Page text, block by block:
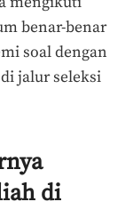
benar-benar
soal dengan
jalur seleksi
di